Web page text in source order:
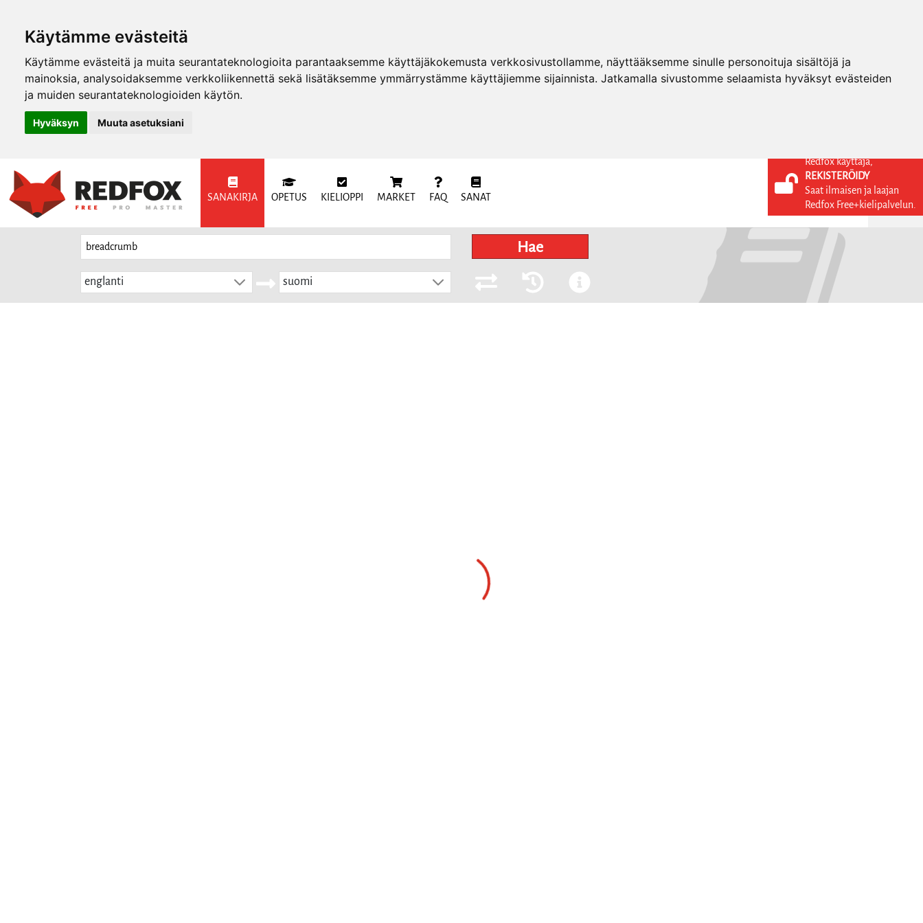
Käytämme evästeitä
Käytämme evästeitä ja muita seurantateknologioita parantaaksemme käyttäjäkokemusta verkkosivustollamme, näyttääksemme sinulle personoituja sisältöjä ja
mainoksia, analysoidaksemme verkkoliikennettä sekä lisätäksemme ymmärrystämme käyttäjiemme sijainnista. Jatkamalla sivustomme selaamista hyväksyt evästeiden
ja muiden seurantateknologioiden käytön.
Hyväksyn Muuta asetuksiani
SANAKIRJA OPETUS KIELIOPPI MARKET FAQ SANAT
KIRJAUDU SISÄÄN
REKISTERÖIDY
Hae
englanti suomi
Redfox käyttäjä,
REKISTERÖIDY
Saat ilmaisen ja laajan
Redfox Free+kielipalvelun.